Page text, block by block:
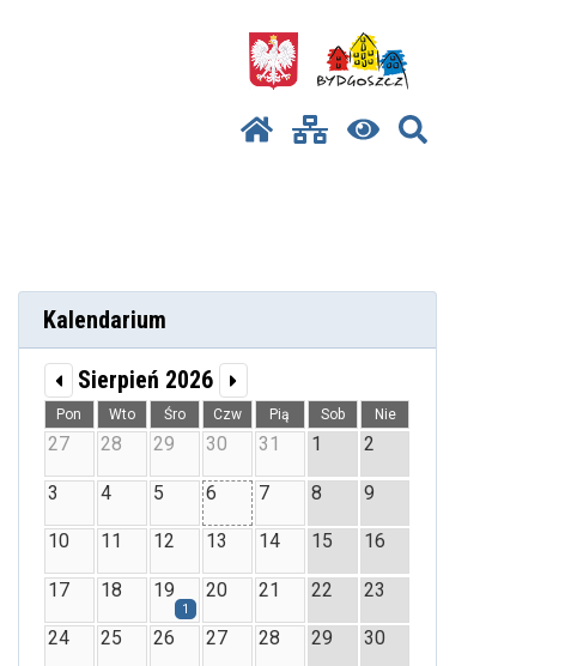
Kalendarium
Sierpień 2026
Pon Wto Śro Czw Pią Sob Nie
27 28 29 30 31 1 2
3 4 5 6 7 8 9
10 11 12 13 14 15 16
17 18 19
1
20 21 22 23
24 25 26 27 28 29 30